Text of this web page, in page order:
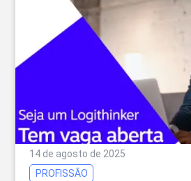
14 de agosto de 2025
PROFISSÃO